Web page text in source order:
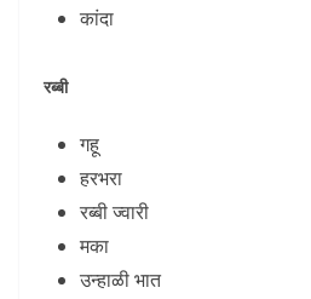
कांदा
रब्बी
गहू
हरभरा
रब्बी ज्वारी
मका
उन्हाळी भात